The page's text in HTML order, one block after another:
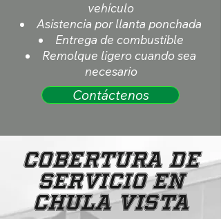
vehículo
Asistencia por llanta ponchada
Entrega de combustible
Remolque ligero cuando sea
necesario
Contáctenos
Cobertura de
Servicio en
Chula Vista